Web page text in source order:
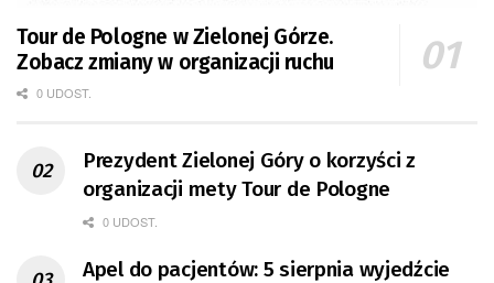
Tour de Pologne w Zielonej Górze.
Zobacz zmiany w organizacji ruchu
0 UDOST.
Prezydent Zielonej Góry o korzyści z
organizacji mety Tour de Pologne
0 UDOST.
Apel do pacjentów: 5 sierpnia wyjedźcie